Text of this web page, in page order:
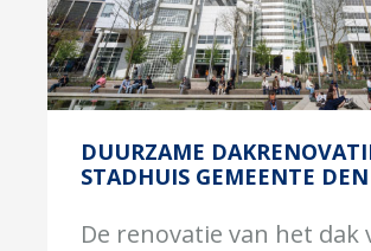
DUURZAME
STADHUIS GEMEENTE
De renovatie van het dak